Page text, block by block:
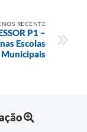
RECENTE
P1 –
Escolas
Municipais